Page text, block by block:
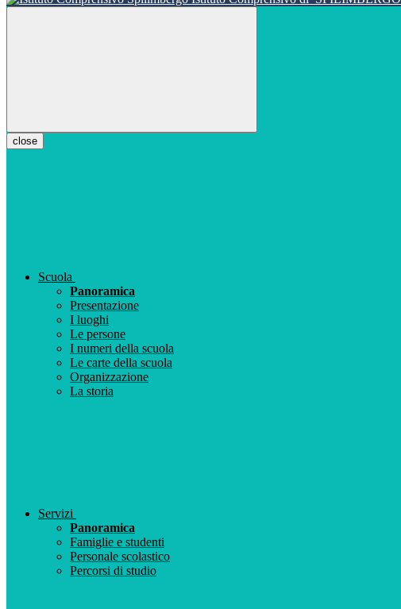
close
Scuola
Panoramica
Presentazione
I luoghi
Le persone
I numeri della scuola
Le carte della scuola
Organizzazione
La storia
Servizi
Panoramica
Famiglie e studenti
Personale scolastico
Percorsi di studio